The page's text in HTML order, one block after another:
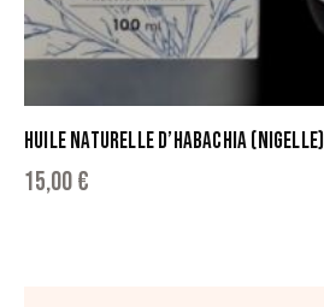
HUILE NATURELLE D’HABACHIA (NIGELLE)
15,00€